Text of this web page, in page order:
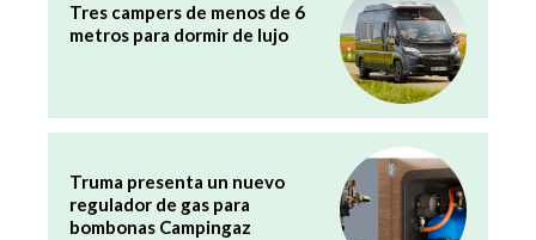
Tres campers de menos de 6
metros para dormir de lujo
Truma presenta un nuevo
regulador de gas para
bombonas Campingaz